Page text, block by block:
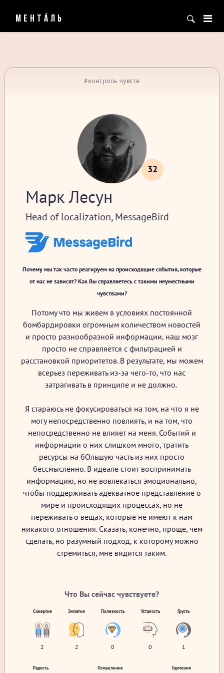
МЕНТÁЛЬ
#контроль чувств
32
Марк Лесун
Head of localization, MessageBird
Почему мы так часто реагируем на происходящие события, которые
от нас не зависят? Как Вы справляетесь с такими неуместными
чувствами?
Потому что мы живем в условиях постоянной
бомбардировки огромным количеством новостей
и просто разнообразной информации, наш мозг
просто не справляется с фильтрацией и
расстановкой приоритетов. В результате, мы можем
всерьез переживать из-за чего-то, что нас
затрагивать в принципе и не должно.
Я стараюсь не фокусироваться на том, на что я не
могу непосредственно повлиять, и на том, что
непосредственно не влияет на меня. Событий и
информации о них слишком много, тратить
ресурсы на бОльшую часть из них просто
бессмысленно. В идеале стоит воспринимать
информацию, но не вовлекаться эмоционально,
чтобы поддерживать адекватное представление о
мире и происходящих процессах, но не
переживать о вещах, которые не имеют к нам
никакого отношения. Сказать, конечно, проще, чем
сделать, но разумный подход, к которому можно
стремиться, мне видится таким.
Что Вы сейчас чувствуете?
Синергия
2
Эмпатия
2
Полезность
0
Усталость
0
Грусть
1
Радость Осмысление Гармония